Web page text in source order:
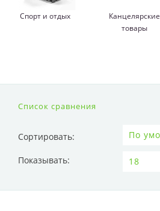
Спорт и отдых
Канцелярские
товары
Список сравнения
Сортировать:
Показывать: